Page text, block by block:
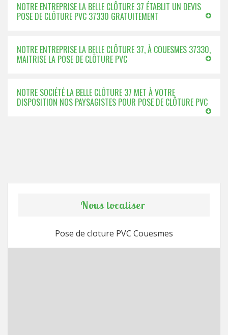
NOTRE ENTREPRISE LA BELLE CLÔTURE 37 ÉTABLIT UN DEVIS
POSE DE CLÔTURE PVC 37330 GRATUITEMENT
NOTRE ENTREPRISE LA BELLE CLÔTURE 37, À COUESMES 37330,
MAITRISE LA POSE DE CLÔTURE PVC
NOTRE SOCIÉTÉ LA BELLE CLÔTURE 37 MET À VOTRE
DISPOSITION NOS PAYSAGISTES POUR POSE DE CLÔTURE PVC
Nous localiser
Pose de cloture PVC Couesmes